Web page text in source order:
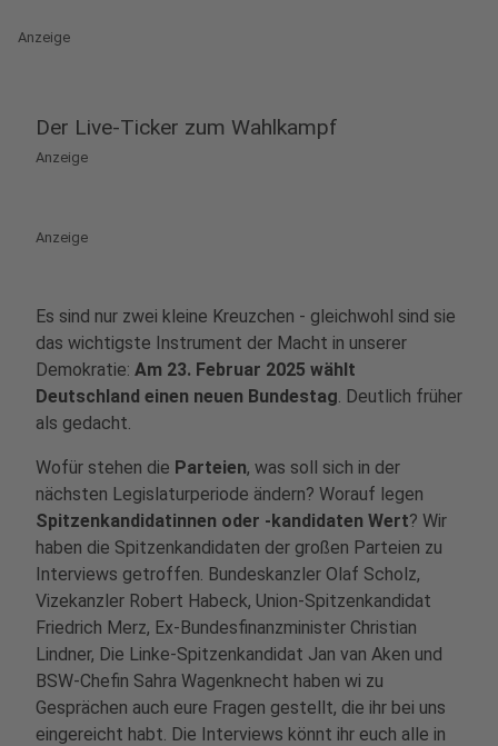
Anzeige
Der Live-Ticker zum Wahlkampf
Anzeige
Anzeige
Es sind nur zwei kleine Kreuzchen - gleichwohl sind sie
das wichtigste Instrument der Macht in unserer
Demokratie: Am 23. Februar 2025 wählt
Deutschland einen neuen Bundestag. Deutlich früher
als gedacht.
Wofür stehen die Parteien, was soll sich in der
nächsten Legislaturperiode ändern? Worauf legen
Spitzenkandidatinnen oder -kandidaten Wert? Wir
haben die Spitzenkandidaten der großen Parteien zu
Interviews getroffen. Bundeskanzler Olaf Scholz,
Vizekanzler Robert Habeck, Union-Spitzenkandidat
Friedrich Merz, Ex-Bundesfinanzminister Christian
Lindner, Die Linke-Spitzenkandidat Jan van Aken und
BSW-Chefin Sahra Wagenknecht haben wi zu
Gesprächen auch eure Fragen gestellt, die ihr bei uns
eingereicht habt. Die Interviews könnt ihr euch alle in